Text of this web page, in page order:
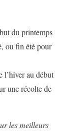
du printemps
ou fin été pour
l’hiver au début
une récolte de
les meilleurs